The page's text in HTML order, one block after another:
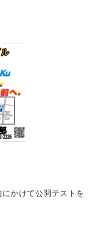
かけて公開テストを